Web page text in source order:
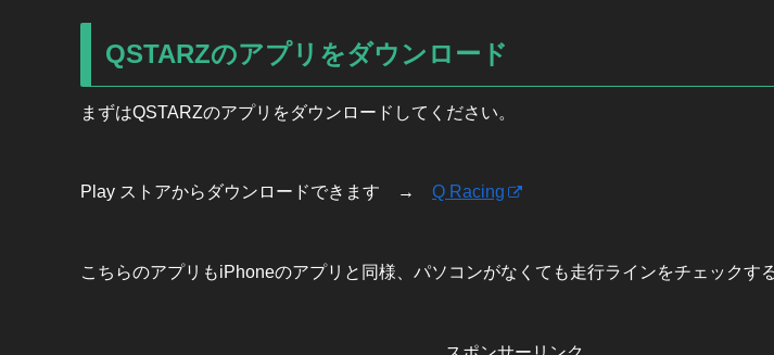
QSTARZのアプリをダウンロード
まずはQSTARZのアプリをダウンロードしてください。
Play ストアからダウンロードできます → Q Racing
こちらのアプリもiPhoneのアプリと同様、 パソコンがなくても走行ラインをチェックす